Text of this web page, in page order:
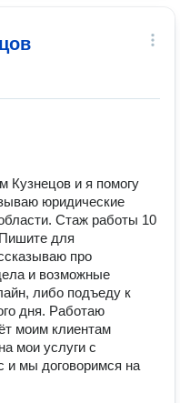
Кузнецов и я помогу
юридические
Стаж работы 10
для
про
и возможные
либо подъеду к
дня. Работаю
моим клиентам
мои услуги с
и мы договоримся на